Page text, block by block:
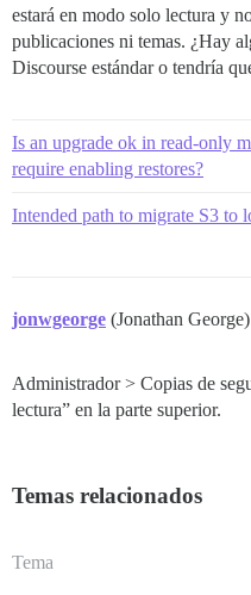
estará en modo solo lectura y
publicaciones ni temas. ¿Hay
Discourse estándar o tendría
Is an upgrade ok in read-only
require enabling restores?
Intended path to migrate S3 to
jonwgeorge (Jonathan George)
Administrador > Copias de
lectura” en la parte superior.
Temas relacionados
Tema